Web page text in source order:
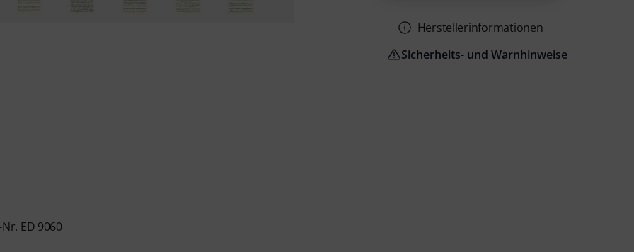
ED 9060
Herstellerinformationen
Sicherheits- und Warnhinweise